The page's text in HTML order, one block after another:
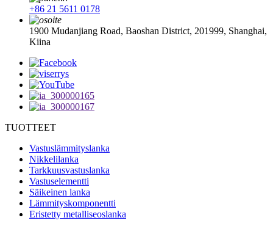
+86 21 5611 0178
1900 Mudanjiang Road, Baoshan District, 201999, Shanghai,
Kiina
TUOTTEET
Vastuslämmityslanka
Nikkelilanka
Tarkkuusvastuslanka
Vastuselementti
Säikeinen lanka
Lämmityskomponentti
Eristetty metalliseoslanka